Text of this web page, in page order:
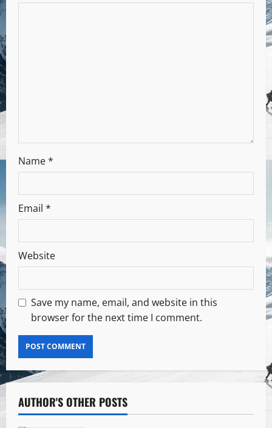
Name*
Email *
Website
Save my name, email, and website in this
browser for the next time I comment.
AUTHOR'S OTHER POSTS